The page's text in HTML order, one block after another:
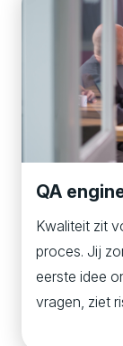
journeys en
bewandelen.
QA
Kwaliteit zit
proces. Jij
eerste idee
vragen, ziet
maken.